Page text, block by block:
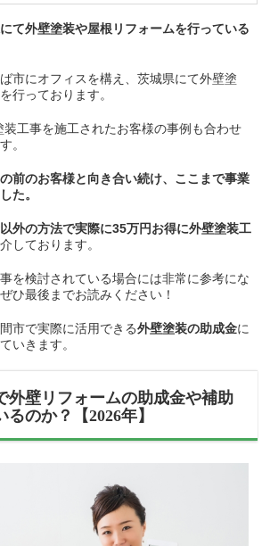
て外壁塗装や屋根リフォームを行っている
市にオフィスを構え、茨城県にて外壁塗
行っております。
工事を施工されたお客様の事例も合わせ
。
前のお客様と向き合い続け、ここまで事業
た。
外の方法で実際に35万円お得に外壁塗装工
しております。
を検討されている場合には非常に参考にな
ひ最後までお読みください！
市で実際に活用できる外壁塗装の助成金に
いきます。
外壁リフォームの助成金や補助
のか？【2026年】